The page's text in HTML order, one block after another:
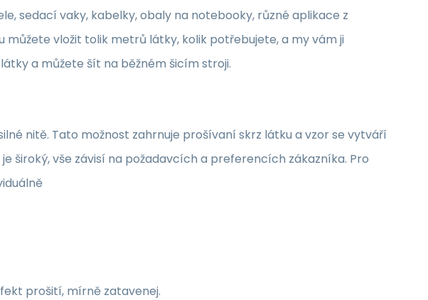
sedací vaky, kabelky, obaly na notebooky, různé aplikace z
vložit tolik metrů látky, kolik potřebujete, a my vám ji
látky a můžete šít na běžném šicím stroji.
nitě. Tato možnost zahrnuje prošívaní skrz látku a vzor se vytváří
široký, vše závisí na požadavcích a preferencích zákazníka. Pro
prošití, mírně zatavenej.